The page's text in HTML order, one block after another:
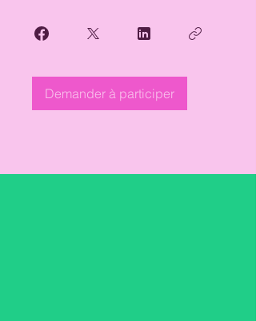
Demander à participer